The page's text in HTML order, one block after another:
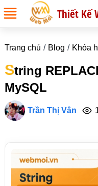
Thiết Kế
Trang chủ Blog Khóa
String
MySQL
Trần Thị Vân